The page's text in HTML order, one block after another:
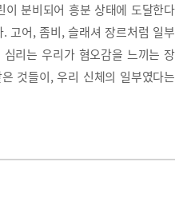
이 분비되어 흥분 상태에 도달한다
고어, 좀비, 슬래셔 장르처럼 일부
리는 우리가 혐오감을 느끼는 장
것들이, 우리 신체의 일부였다는